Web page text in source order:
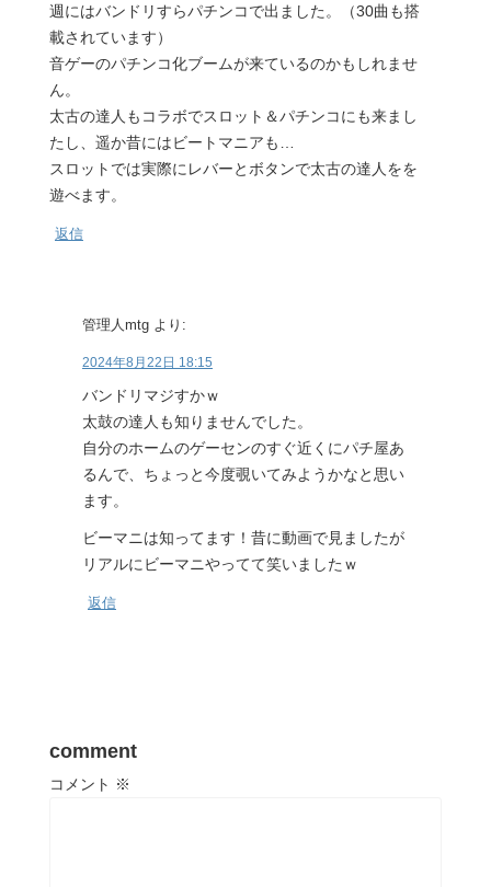
週にはバンドリすらパチンコで出ました。（30曲も搭
載されています）
音ゲーのパチンコ化ブームが来ているのかもしれませ
ん。
太古の達人もコラボでスロット＆パチンコにも来まし
たし、遥か昔にはビートマニアも…
スロットでは実際にレバーとボタンで太古の達人をを
遊べます。
返信
管理人mtg より:
2024年8月22日 18:15
バンドリマジすかｗ
太鼓の達人も知りませんでした。
自分のホームのゲーセンのすぐ近くにパチ屋あ
るんで、ちょっと今度覗いてみようかなと思い
ます。
ビーマニは知ってます！昔に動画で見ましたが
リアルにビーマニやってて笑いましたｗ
返信
comment
コメント ※